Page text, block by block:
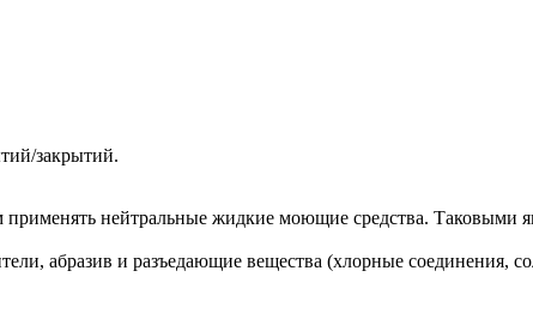
закрытий.
применять нейтральные жидкие моющие средства. Таковыми
абразив и разъедающие вещества (хлорные соединения,